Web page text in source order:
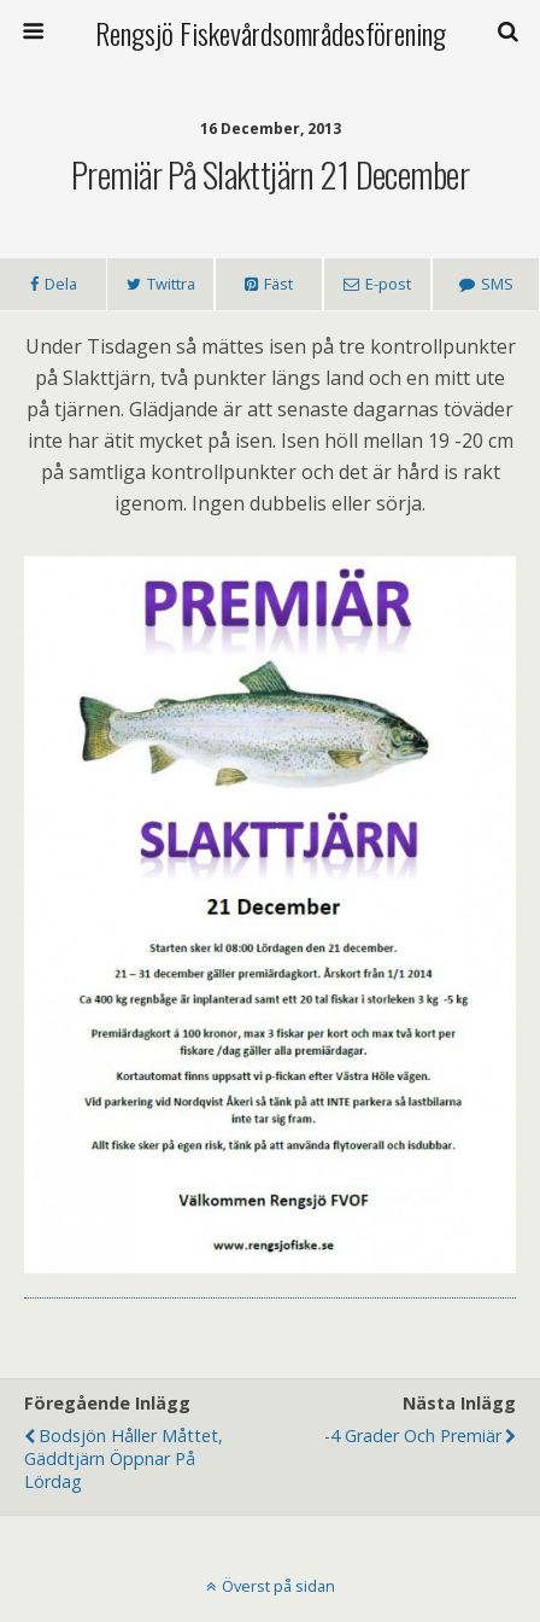
Rengsjö Fiskevårdsområdesförening
16 December, 2013
Premiär På Slakttjärn 21 December
Dela Twittra Fäst E-post SMS
Under Tisdagen så mättes isen på tre kontrollpunkter
på Slakttjärn, två punkter längs land och en mitt ute
på tjärnen. Glädjande är att senaste dagarnas töväder
inte har ätit mycket på isen. Isen höll mellan 19 -20 cm
på samtliga kontrollpunkter och det är hård is rakt
igenom. Ingen dubbelis eller sörja.
Föregående Inlägg
Bodsjön Håller Måttet,
Gäddtjärn Öppnar På
Lördag
Nästa Inlägg
-4 Grader Och Premiär
Överst på sidan